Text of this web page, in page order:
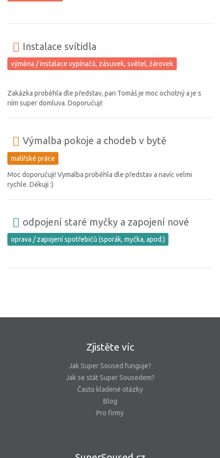
Instalace svítidla
výměna / instalace vypínačů, zásuvek, světel, žárovek
Zakázka proběhla dle představ, pan Tomáš je moc ochotný a je s
ním super domluva. Doporučuji!
Výmalba pokoje a chodeb v bytě
malířské práce
Moc doporučuji! Vymalba proběhla dle představ a navíc velmi
rychle. Děkuji :)
odpojení staré myčky a zapojení nové
oprava / zapojení spotřebičů (sporák, myčka, apod.)
Zjistěte víc
Jak Super Soused funguje?
Jak se stát Super Sousedem?
Často kladené otázky
Blog
Pro firmy